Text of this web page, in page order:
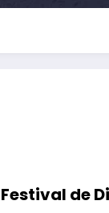
Festival